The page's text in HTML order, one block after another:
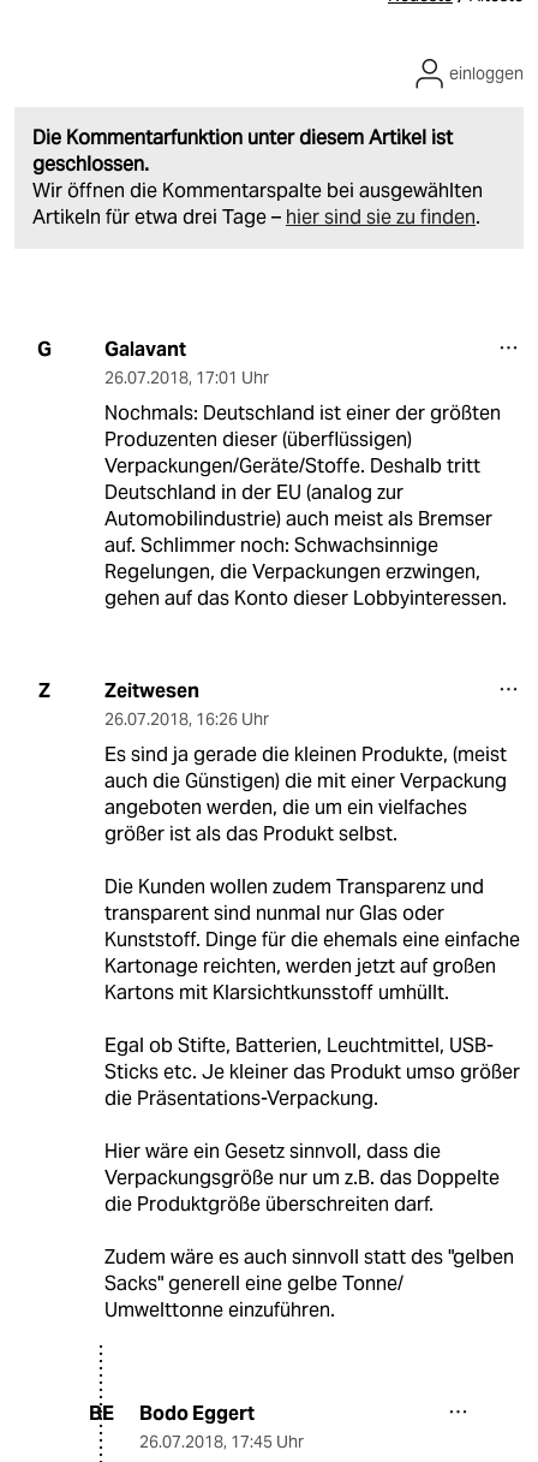
Die Kommentarfunktion unter diesem Artikel ist
geschlossen.
Wir öffnen die Kommentarspalte bei ausgewählten
Artikeln für etwa drei Tage – hier sind sie zu finden.
einloggen
G Galavant
26.07.2018, 17:01 Uhr
Nochmals: Deutschland ist einer der größten
Produzenten dieser (überflüssigen)
Verpackungen/Geräte/Stoffe. Deshalb tritt
Deutschland in der EU (analog zur
Automobilindustrie) auch meist als Bremser
auf. Schlimmer noch: Schwachsinnige
Regelungen, die Verpackungen erzwingen,
gehen auf das Konto dieser Lobbyinteressen.
Z Zeitwesen
26.07.2018, 16:26 Uhr
Es sind ja gerade die kleinen Produkte, (meist
auch die Günstigen) die mit einer Verpackung
angeboten werden, die um ein vielfaches
größer ist als das Produkt selbst.
Die Kunden wollen zudem Transparenz und
transparent sind nunmal nur Glas oder
Kunststoff. Dinge für die ehemals eine einfache
Kartonage reichten, werden jetzt auf großen
Kartons mit Klarsichtkunsstoff umhüllt.
Egal ob Stifte, Batterien, Leuchtmittel, USB-
Sticks etc. Je kleiner das Produkt umso größer
die Präsentations-Verpackung.
Hier wäre ein Gesetz sinnvoll, dass die
Verpackungsgröße nur um z.B. das Doppelte
die Produktgröße überschreiten darf.
Zudem wäre es auch sinnvoll statt des "gelben
Sacks" generell eine gelbe Tonne/
Umwelttonne einzuführen.
BE Bodo Eggert
26.07.2018, 17:45 Uhr